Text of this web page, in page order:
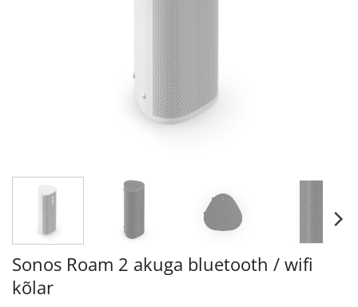
Sonos Roam 2 akuga bluetooth / wifi
kõlar